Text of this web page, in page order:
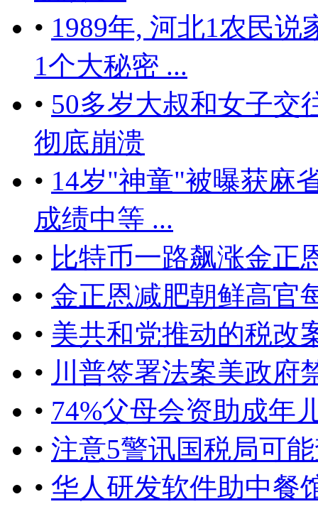
• 1989年, 河北1农民说
1个大秘密 ...
• 50多岁大叔和女子交
彻底崩溃
• 14岁"神童"被曝获麻
成绩中等 ...
• 比特币一路飙涨金正
• 金正恩减肥朝鲜高官
• 美共和党推动的税改
• 川普签署法案美政府
• 74%父母会资助成年
• 注意5警讯国税局可
• 华人研发软件助中餐